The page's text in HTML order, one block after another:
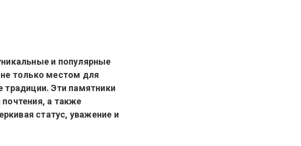
и популярные
только местом для
традиции. Эти памятники
а также
статус, уважение и